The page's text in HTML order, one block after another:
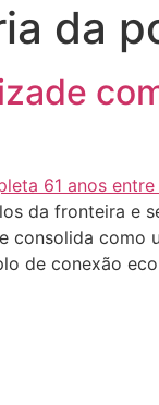
da
da fronteira e
consolida como
de conexão